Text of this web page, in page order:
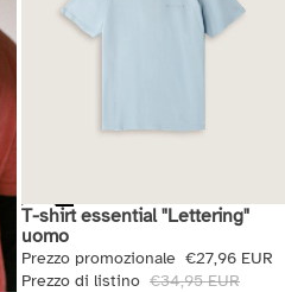
Saldi
T-shirt essential "Lettering"
uomo
Prezzo promozionale €27,96 EUR
Prezzo di listino €34,95 EUR